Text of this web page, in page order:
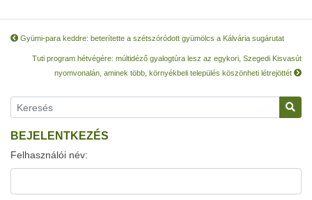
Gyümi-para keddre: beterítette a szétszóródott gyümölcs a Kálvária sugárutat
Tuti program hétvégére: múltidéző gyalogtúra lesz az egykori, Szegedi Kisvasút
nyomvonalán, aminek több, környékbeli település köszönheti létrejöttét
BEJELENTKEZÉS
Felhasználói név: